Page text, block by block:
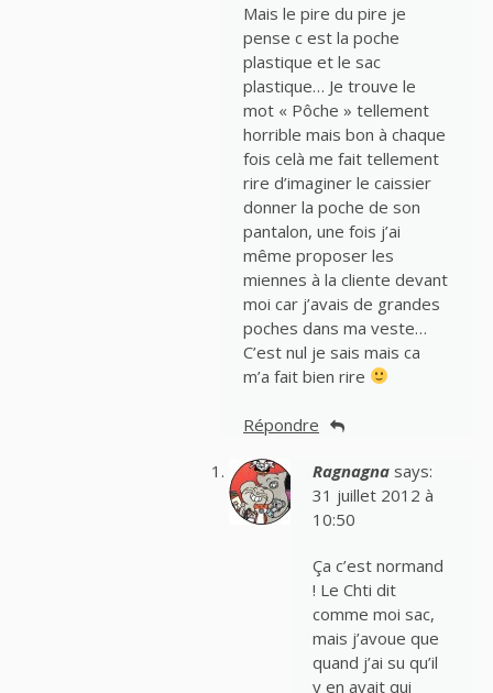
Mais le pire du pire je
pense c est la poche
plastique et le sac
plastique… Je trouve le
mot « Pôche » tellement
horrible mais bon à chaque
fois celà me fait tellement
rire d’imaginer le caissier
donner la poche de son
pantalon, une fois j’ai
même proposer les
miennes à la cliente devant
moi car j’avais de grandes
poches dans ma veste…
C’est nul je sais mais ca
m’a fait bien rire
Répondre
Ragnagna says:
31 juillet 2012 à
10:50
Ça c’est normand
! Le Chti dit
comme moi sac,
mais j’avoue que
quand j’ai su qu’il
y en avait qui